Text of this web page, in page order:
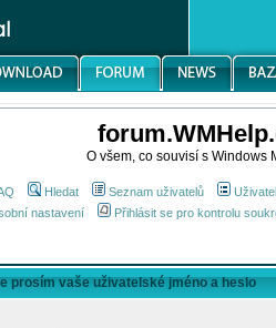
O všem, co souvisí s Windows
Hledat Seznam uživatelů
nastavení
Přihlásit se pro kontrolu
prosím vaše uživatelské jméno a heslo